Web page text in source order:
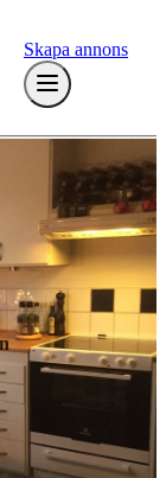
Skapa annons